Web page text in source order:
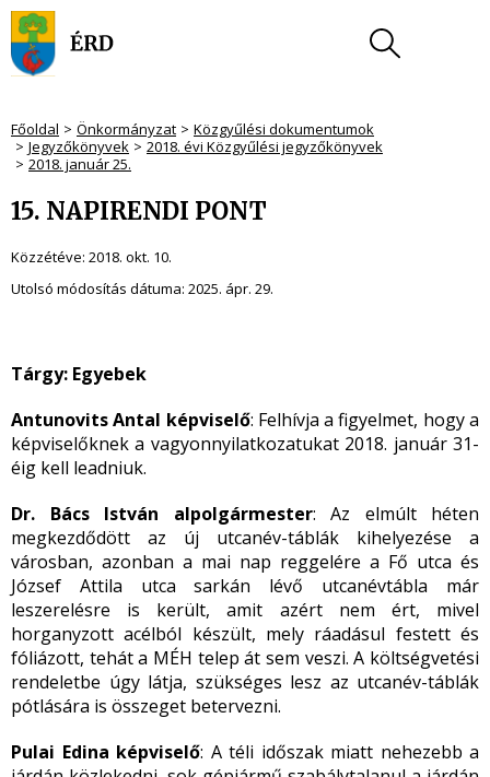
Főoldal Önkormányzat
Közgyűlési dokumentumok
Jegyzőkönyvek
2018. évi Közgyűlési jegyzőkönyvek
2018. január 25.
15. NAPIRENDI PONT
Közzétéve: 2018. okt. 10.
Utolsó módosítás dátuma: 2025. ápr. 29.
Tárgy: Egyebek
Antunovits Antal képviselő: Felhívja a figyelmet, hogy a
képviselőknek a vagyonnyilatkozatukat 2018. január 31-
éig kell leadniuk.
Dr. Bács István alpolgármester: Az elmúlt héten
megkezdődött az új utcanév-táblák kihelyezése a
városban, azonban a mai nap reggelére a Fő utca és
József Attila utca sarkán lévő utcanévtábla már
leszerelésre is került, amit azért nem ért, mivel
horganyzott acélból készült, mely ráadásul festett és
fóliázott, tehát a MÉH telep át sem veszi. A költségvetési
rendeletbe úgy látja, szükséges lesz az utcanév-táblák
pótlására is összeget betervezni.
Pulai Edina képviselő: A téli időszak miatt nehezebb a